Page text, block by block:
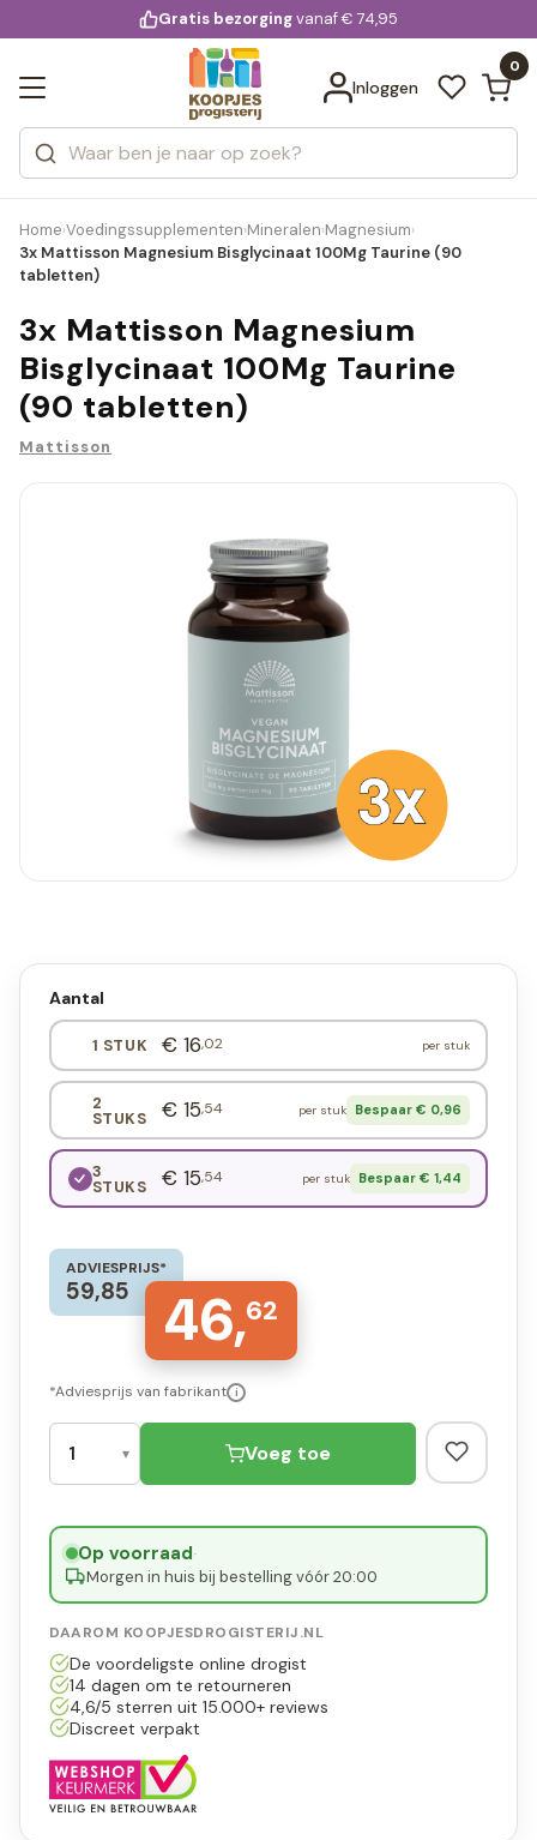
voor 20:00 uur besteld
Gratis bezorgingvanaf € 74,95
Inloggen
0
Zoeken
Categorieën
Merken
Bekijk alle resultaten
Home›Voedingssupplementen›Mineralen›Magnesium›
3x Mattisson Magnesium Bisglycinaat 100Mg Taurine (90
tabletten)
3x Mattisson Magnesium
Bisglycinaat 100Mg Taurine
(90 tabletten)
Mattisson
Aantal
1 STUK € 16,02 per stuk
2
STUKS € 15,54 per stuk Bespaar € 0,96
3
STUKS € 15,54 per stuk Bespaar € 1,44
ADVIESPRIJS*
59,85 46,62
*Adviesprijs van fabrikant i
Voeg toe
Op voorraad·
Morgen in huis bij bestelling vóór 20:00
DAAROM KOOPJESDROGISTERIJ.NL
De voordeligste online drogist
14 dagen om te retourneren
4,6/5 sterren uit 15.000+ reviews
Discreet verpakt